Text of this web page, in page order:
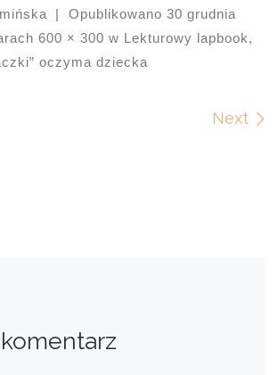
| Opublikowano 30 grudnia
600 × 300 w Lekturowy lapbook,
oczyma dziecka
Next